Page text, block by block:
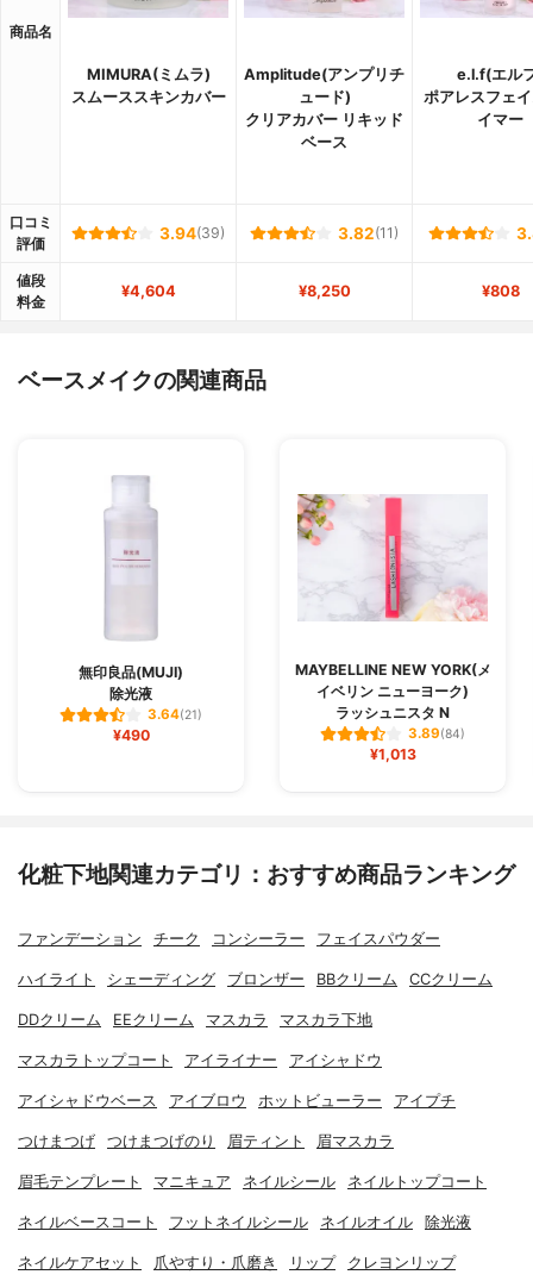
商品名
MIMURA(ミムラ)
スムーススキンカバー
Amplitude(アンプリチ
ュード)
クリアカバー リキッド
ベース
e.l.f(エル
ポアレスフェ
イマー
口コミ
評価
3.94(39) 3.82(11)
値段
料金
¥4,604 ¥8,250 ¥808
ベースメイクの関連商品
無印良品(MUJI)
除光液
3.64(21)
¥490
MAYBELLINE NEW YORK(メ
イベリン ニューヨーク)
ラッシュニスタ N
3.89(84)
¥1,013
化粧下地関連カテゴリ：おすすめ商品ランキング
ファンデーション チーク コンシーラー フェイスパウダー
ハイライト シェーディング ブロンザー BBクリーム CCクリーム
DDクリーム EEクリーム マスカラ マスカラ下地
マスカラトップコート アイライナー アイシャドウ
アイシャドウベース アイブロウ ホットビューラー アイプチ
つけまつげ つけまつげのり 眉ティント 眉マスカラ
眉毛テンプレート マニキュア ネイルシール ネイルトップコート
ネイルベースコート フットネイルシール ネイルオイル 除光液
ネイルケアセット 爪やすり・爪磨き リップ クレヨンリップ